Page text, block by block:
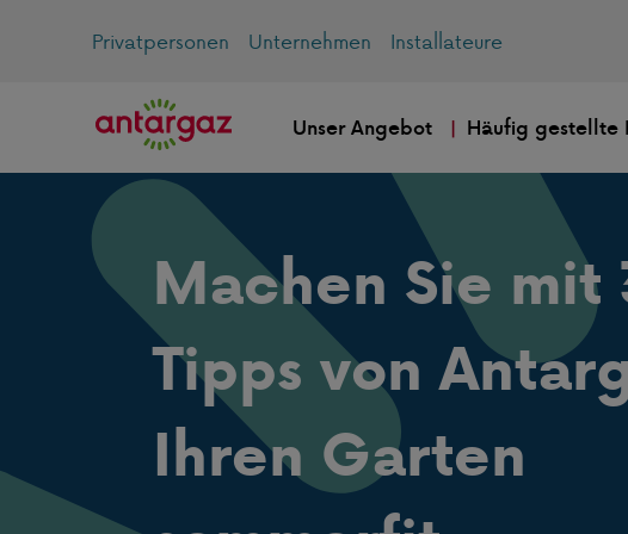
Privatpersonen Unternehmen Installateure
Unser Angebot Häufig gestellte
Machen Sie mit
Tipps von
Ihren Garten